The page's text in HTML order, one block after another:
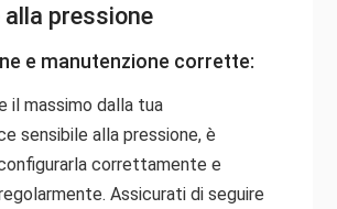
pressione
e manutenzione corrette:
il massimo dalla tua
sensibile alla pressione, è
correttamente e
Assicurati di seguire